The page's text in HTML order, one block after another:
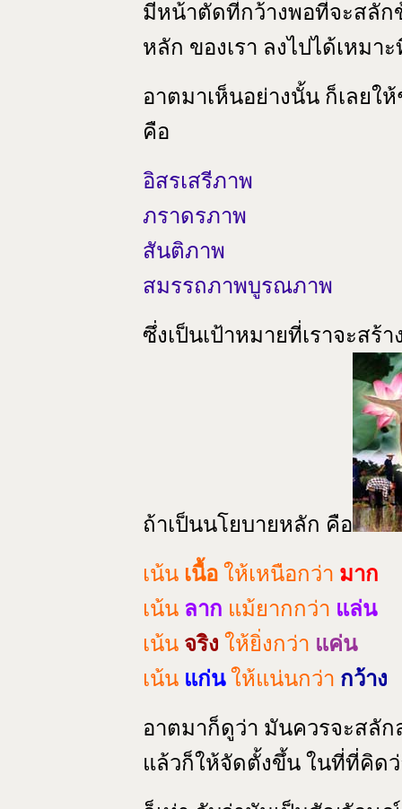
มีหน้าตัดที่กว้างพอที่จะสลัก
หลัก ของเรา ลงไปได้เหมาะ
อาตมาเห็นอย่างนั้น ก็เลยใ
คือ
อิสรเสรีภาพ
ภราดรภาพ
สันติภาพ
สมรรถภาพบูรณภาพ
ซึ่งเป็นเป้าหมายที่เราจะสร้
ถ้าเป็นนโยบายหลัก คือ
เน้น เนื้อ ให้เหนือกว่า มาก
เน้น ลาก แม้ยากกว่า แล่น
เน้น จริง ให้ยิ่งกว่า แค่น
เน้น แก่นให้แน่นกว่า กว้าง
อาตมาก็ดูว่า มันควรจะสลั
แล้วก็ให้จัดตั้งขึ้น ในที่ที่คิด